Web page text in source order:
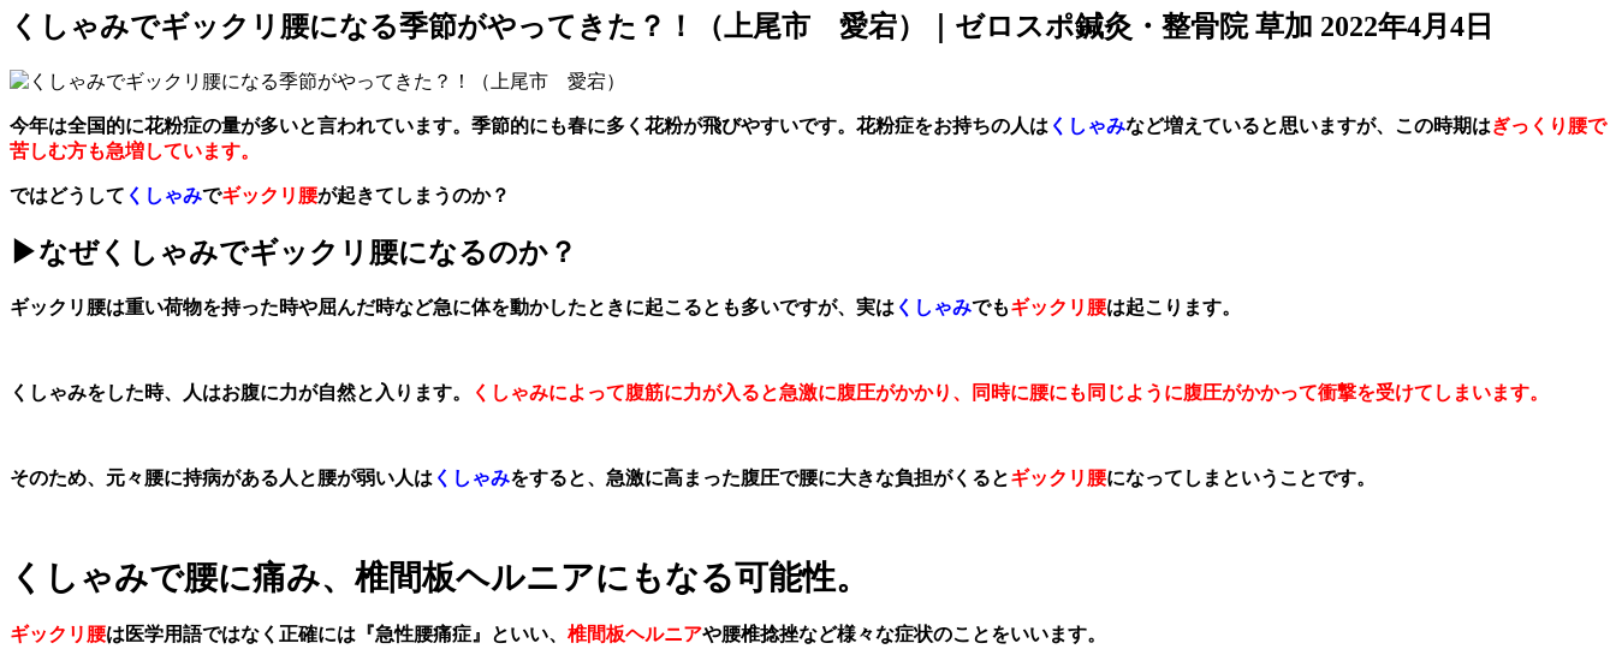
くしゃみでギックリ腰になる季節がやってきた？！（上尾市 愛宕）｜ゼロスポ鍼灸・整骨院 草加 2022年4月4日
今年は全国的に花粉症の量が多いと言われています。季節的にも春に多く花粉が飛びやすいです。花粉症をお持ちの人は くしゃみなど増えていると思いますが、この時期はぎっくり腰で
苦しむ方も急増しています。
ではどうして くしゃみでギックリ腰が起きてしまうのか？
▶︎なぜくしゃみでギックリ腰になるのか？
ギックリ腰は重い荷物を持った時や屈んだ時など急に体を動かしたときに起こるとも多いですが、実は くしゃみでもギックリ腰は起こります。
くしゃみをした時、人はお腹に力が自然と入ります。 くしゃみによって腹筋に力が入ると急激に腹圧がかかり、同時に腰にも同じように腹圧がかかって衝撃を受けてしまいます。
そのため、元々腰に持病がある人と腰が弱い人は くしゃみをすると、急激に高まった腹圧で腰に大きな負担がくるとギックリ腰になってしまということです。
くしゃみで腰に痛み、椎間板ヘルニアにもなる可能性。
ギックリ腰は医学用語ではなく正確には『急性腰痛症』といい、 椎間板ヘルニアや腰椎捻挫など様々な症状のことをいいます。